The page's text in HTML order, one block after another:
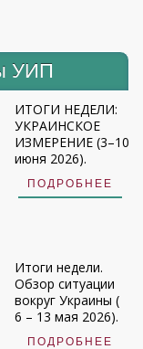
УИП
ИТОГИ НЕДЕЛИ:
УКРАИНСКОЕ
ИЗМЕРЕНИЕ (3–10
июня 2026).
ПОДРОБНЕЕ
Итоги недели.
Обзор ситуации
вокруг Украины (
6 – 13 мая 2026).
ПОДРОБНЕЕ